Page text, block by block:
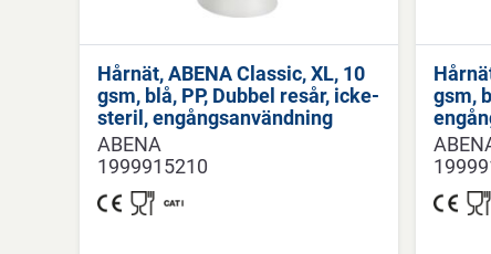
Hårnät, ABENA Classic, XL, 10
gsm, blå, PP, Dubbel resår, icke-
steril, engångsanvändning
ABENA
1999915210
gsm,